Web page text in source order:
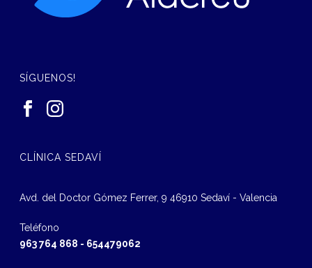
SÍGUENOS!
CLÍNICA SEDAVÍ
Avd. del Doctor Gómez Ferrer, 9 46910 Sedaví - Valencia
Teléfono
963 764 868 - 654479062